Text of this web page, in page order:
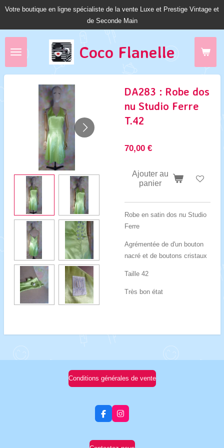
Passer
Coco Flanelle
Votre boutique en ligne spécialiste de la vente Luxe et Prestige Vintage et
de Seconde Main
DA283 : Robe dos
nu Studio Ferre
T.42
70,00 €
Ajouter au
panier
Robe en satin dos nu Studio
Ferre
Agrémentée de d'un bouton
nacré et de boutons cristaux
Taille 42
Très bon état
Conditions générales de vente
F
a
e
b
I
n
t
a